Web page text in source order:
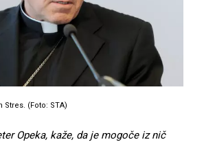
(Foto: STA)
Opeka, kaže, da je mogoče iz nič